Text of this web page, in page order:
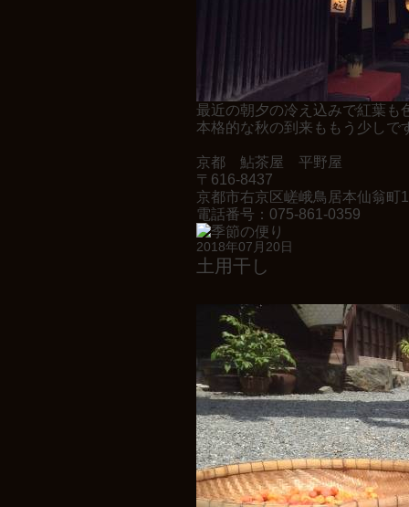
最近の朝夕の冷え込みで紅葉も
本格的な秋の到来ももう少しで
京都 鮎茶屋 平野屋
〒616-8437
京都市右京区嵯峨鳥居本仙翁町
電話番号：075-861-0359
2018年07月20日
土用干し